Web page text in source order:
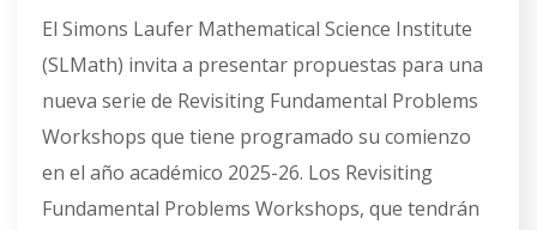
El Simons Laufer Mathematical Science Institute
(SLMath) invita a presentar propuestas para una
nueva serie de Revisiting Fundamental Problems
Workshops que tiene programado su comienzo
en el año académico 2025-26. Los Revisiting
Fundamental Problems Workshops, que tendrán